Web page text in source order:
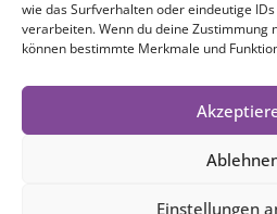
wie das Surfverhalten oder eindeutige
verarbeiten. Wenn du deine Zustimmung
können bestimmte Merkmale und
Einstellungen